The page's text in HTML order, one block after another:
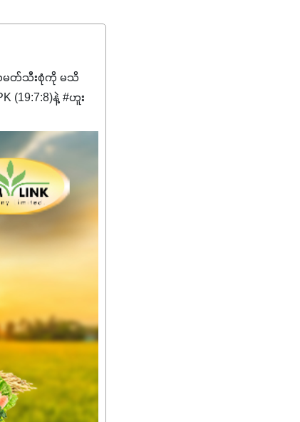
စမတ်သီးစုံကို မသိ
နဲ့ #ဟူး
တွေအနေနဲ့ကတော့
သန်စွမ်းပြီး အစာ
ေပါတယ်။
အားပေးပါ
။ လုံလောက်တဲ့
၊ အရွယ်အစားနဲ့
ပ်ထားတဲ့အတွက်
ါအဝင်
က်နဲ့ ဥယျာဉ်ခြံသီးနှံ
ားတာသေချာပြီ